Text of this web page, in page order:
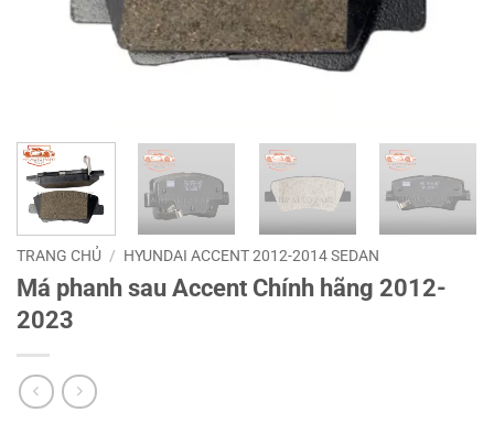
TRANG CHỦ / HYUNDAI ACCENT 2012-2014 SEDAN
Má phanh sau Accent Chính hãng 2012-
2023